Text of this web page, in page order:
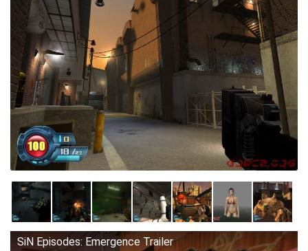
SiN Episodes: Emergence Trailer